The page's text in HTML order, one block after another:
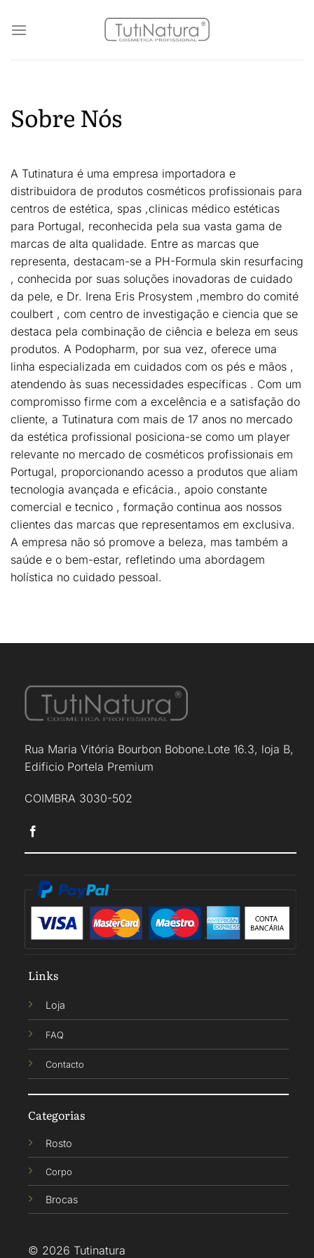
Sobre Nós
A Tutinatura é uma empresa importadora e
distribuidora de produtos cosméticos profissionais para
centros de estética, spas ,clinicas médico estéticas
para Portugal, reconhecida pela sua vasta gama de
marcas de alta qualidade. Entre as marcas que
representa, destacam-se a PH-Formula skin resurfacing
, conhecida por suas soluções inovadoras de cuidado
da pele, e Dr. Irena Eris Prosystem ,membro do comité
coulbert , com centro de investigação e ciencia que se
destaca pela combinação de ciência e beleza em seus
produtos. A Podopharm, por sua vez, oferece uma
linha especializada em cuidados com os pés e mãos ,
atendendo às suas necessidades específicas . Com um
compromisso firme com a excelência e a satisfação do
cliente, a Tutinatura com mais de 17 anos no mercado
da estética profissional posiciona-se como um player
relevante no mercado de cosméticos profissionais em
Portugal, proporcionando acesso a produtos que aliam
tecnologia avançada e eficácia., apoio constante
comercial e tecnico , formação continua aos nossos
clientes das marcas que representamos em exclusiva.
A empresa não só promove a beleza, mas também a
saúde e o bem-estar, refletindo uma abordagem
holística no cuidado pessoal.
Rua Maria Vitória Bourbon Bobone.Lote 16.3, loja B,
Edificio Portela Premium
COIMBRA 3030-502
Links
Loja
FAQ
Contacto
Categorias
Rosto
Corpo
Brocas
© 2026 Tutinatura